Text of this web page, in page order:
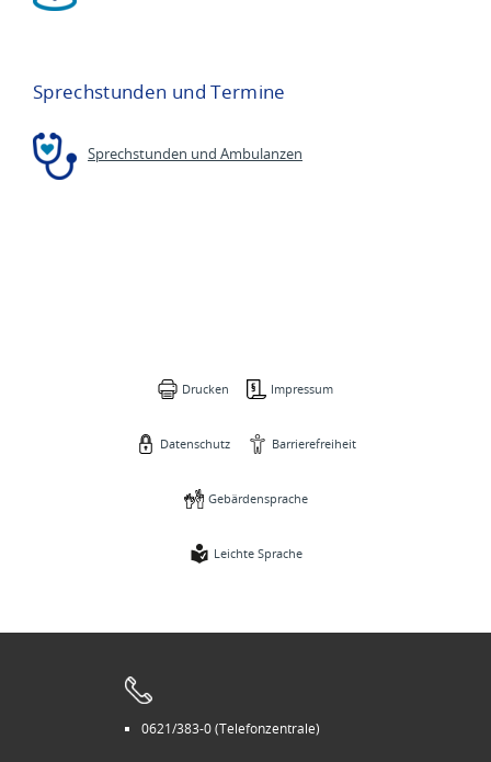
Sprechstunden und Termine
Sprechstunden und Ambulanzen
Drucken Impressum
Datenschutz Barrierefreiheit
Gebärdensprache
Leichte Sprache
0621/383-0 (Telefonzentrale)